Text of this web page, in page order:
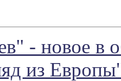
- новое в
из